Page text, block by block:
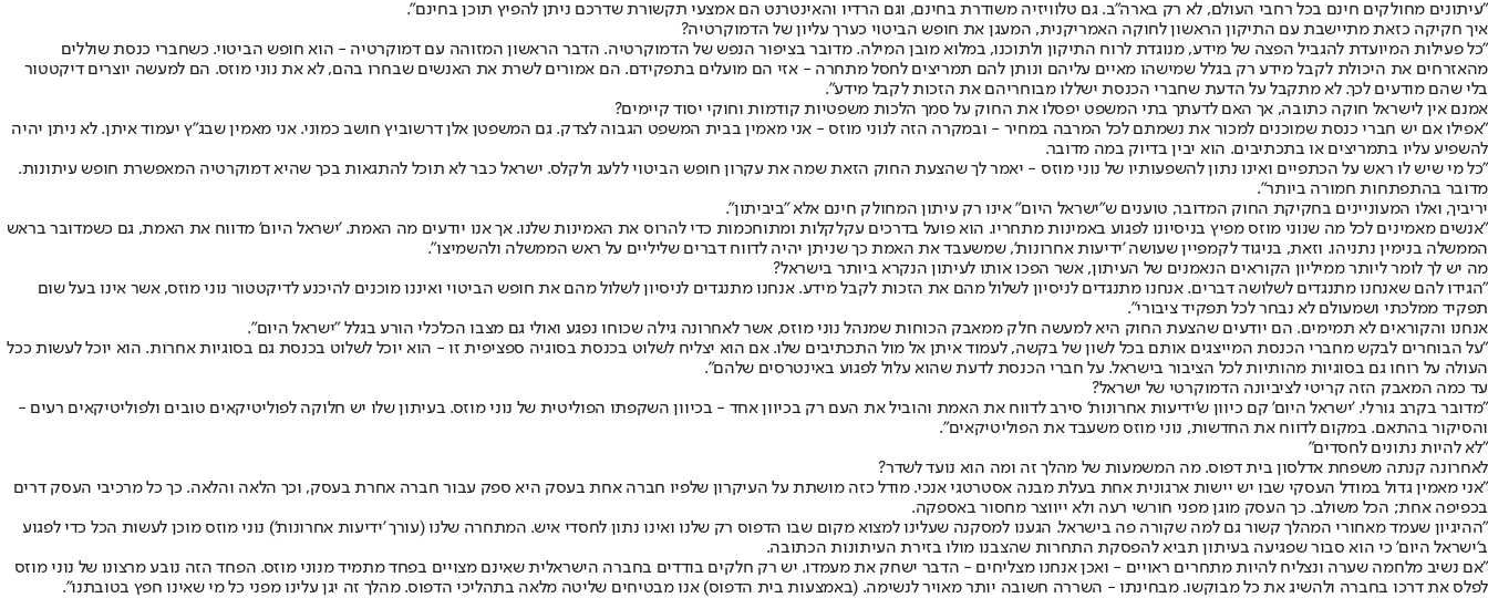
"עיתונים מחולקים חינם בכל רחבי העולם, לא רק בארה"ב. גם טלוויזיה משודרת בחינם, וגם הרדיו והאינטרנט הם אמצעי תקשורת שדרכם ניתן להפיץ תוכן בחינם".
איך חקיקה כזאת מתיישבת עם התיקון הראשון לחוקה האמריקנית, המעגן את חופש הביטוי כערך עליון של הדמוקרטיה?
"כל פעילות המיועדת להגביל הפצה של מידע, מנוגדת לרוח התיקון ולתוכנו, במלוא מובן המילה. מדובר בציפור הנפש של הדמוקרטיה. הדבר הראשון המזוהה עם דמוקרטיה - הוא חופש הביטוי. כשחברי כנסת שוללים
מהאזרחים את היכולת לקבל מידע רק בגלל שמישהו מאיים עליהם ונותן להם תמריצים לחסל מתחרה - אזי הם מועלים בתפקידם. הם אמורים לשרת את האנשים שבחרו בהם, לא את נוני מוזס. הם למעשה יוצרים דיקטטור
בלי שהם מודעים לכך. לא מתקבל על הדעת שחברי הכנסת ישללו מבוחריהם את הזכות לקבל מידע".
אמנם אין לישראל חוקה כתובה, אך האם לדעתך בתי המשפט יפסלו את החוק על סמך הלכות משפטיות קודמות וחוקי יסוד קיימים?
"אפילו אם יש חברי כנסת שמוכנים למכור את נשמתם לכל המרבה במחיר - ובמקרה הזה לנוני מוזס - אני מאמין בבית המשפט הגבוה לצדק. גם המשפטן אלן דרשוביץ חושב כמוני. אני מאמין שבג"ץ יעמוד איתן. לא ניתן יהיה
להשפיע עליו בתמריצים או בתכתיבים. הוא יבין בדיוק במה מדובר.
"כל מי שיש לו ראש על הכתפיים ואינו נתון להשפעותיו של נוני מוזס - יאמר לך שהצעת החוק הזאת שמה את עקרון חופש הביטוי ללעג ולקלס. ישראל כבר לא תוכל להתגאות בכך שהיא דמוקרטיה המאפשרת חופש עיתונות.
מדובר בהתפתחות חמורה ביותר".
יריביך, ואלו המעוניינים בחקיקת החוק המדובר, טוענים ש"ישראל היום" אינו רק עיתון המחולק חינם אלא "ביביתון".
"אנשים מאמינים לכל מה שנוני מוזס מפיץ בניסיונו לפגוע באמינות מתחריו. הוא פועל בדרכים עקלקלות ומתוחכמות כדי להרוס את האמינות שלנו. אך אנו יודעים מה האמת. 'ישראל היום' מדווח את האמת, גם כשמדובר בראש
הממשלה בנימין נתניהו. וזאת, בניגוד לקמפיין שעושה 'ידיעות אחרונות', שמשעבד את האמת כך שניתן יהיה לדווח דברים שליליים על ראש הממשלה ולהשמיצו".
מה יש לך לומר ליותר ממיליון הקוראים הנאמנים של העיתון, אשר הפכו אותו לעיתון הנקרא ביותר בישראל?
"הגידו להם שאנחנו מתנגדים לשלושה דברים. אנחנו מתנגדים לניסיון לשלול מהם את הזכות לקבל מידע. אנחנו מתנגדים לניסיון לשלול מהם את חופש הביטוי ואיננו מוכנים להיכנע לדיקטטור נוני מוזס, אשר אינו בעל שום
תפקיד ממלכתי ושמעולם לא נבחר לכל תפקיד ציבורי".
אנחנו והקוראים לא תמימים. הם יודעים שהצעת החוק היא למעשה חלק ממאבק הכוחות שמנהל נוני מוזס, אשר לאחרונה גילה שכוחו נפגע ואולי גם מצבו הכלכלי הורע בגלל "ישראל היום".
"על הבוחרים לבקש מחברי הכנסת המייצגים אותם בכל לשון של בקשה, לעמוד איתן אל מול התכתיבים שלו. אם הוא יצליח לשלוט בכנסת בסוגיה ספציפית זו - הוא יוכל לשלוט בכנסת גם בסוגיות אחרות. הוא יוכל לעשות ככל
העולה על רוחו גם בסוגיות מהותיות לכל הציבור בישראל. על חברי הכנסת לדעת שהוא עלול לפגוע באינטרסים שלהם".
עד כמה המאבק הזה קריטי לציביונה הדמוקרטי של ישראל?
"מדובר בקרב גורלי. 'ישראל היום' קם כיוון ש'ידיעות אחרונות' סירב לדווח את האמת והוביל את העם רק בכיוון אחד - בכיוון השקפתו הפוליטית של נוני מוזס. בעיתון שלו יש חלוקה לפוליטיקאים טובים ולפוליטיקאים רעים -
והסיקור בהתאם. במקום לדווח את החדשות, נוני מוזס משעבד את הפוליטיקאים".
"לא להיות נתונים לחסדים"
לאחרונה קנתה משפחת אדלסון בית דפוס. מה המשמעות של מהלך זה ומה הוא נועד לשדר?
"אני מאמין גדול במודל העסקי שבו יש יישות ארגונית אחת בעלת מבנה אסטרטגי אנכי. מודל כזה מושתת על העיקרון שלפיו חברה אחת בעסק היא ספק עבור חברה אחרת בעסק, וכך הלאה והלאה. כך כל מרכיבי העסק דרים
בכפיפה אחת; הכל משולב. כך העסק מוגן מפני חורשי רעה ולא ייווצר מחסור באספקה.
"ההיגיון שעמד מאחורי המהלך קשור גם למה שקורה פה בישראל. הגענו למסקנה שעלינו למצוא מקום שבו הדפוס רק שלנו ואינו נתון לחסדי איש. המתחרה שלנו (עורך 'ידיעות אחרונות') נוני מוזס מוכן לעשות הכל כדי לפגוע
ב'ישראל היום' כי הוא סבור שפגיעה בעיתון תביא להפסקת התחרות שהצבנו מולו בזירת העיתונות הכתובה.
"אם נשיב מלחמה שערה ונצליח להיות מתחרים ראויים - ואכן אנחנו מצליחים - הדבר ישחק את מעמדו. יש רק חלקים בודדים בחברה הישראלית שאינם מצויים בפחד מתמיד מנוני מוזס. הפחד הזה נובע מרצונו של נוני מוזס
לפלס את דרכו בחברה ולהשיג את כל מבוקשו. מבחינתו - השררה חשובה יותר מאויר לנשימה. (באמצעות בית הדפוס) אנו מבטיחים שליטה מלאה בתהליכי הדפוס. מהלך זה יגן עלינו מפני כל מי שאינו חפץ בטובתנו".